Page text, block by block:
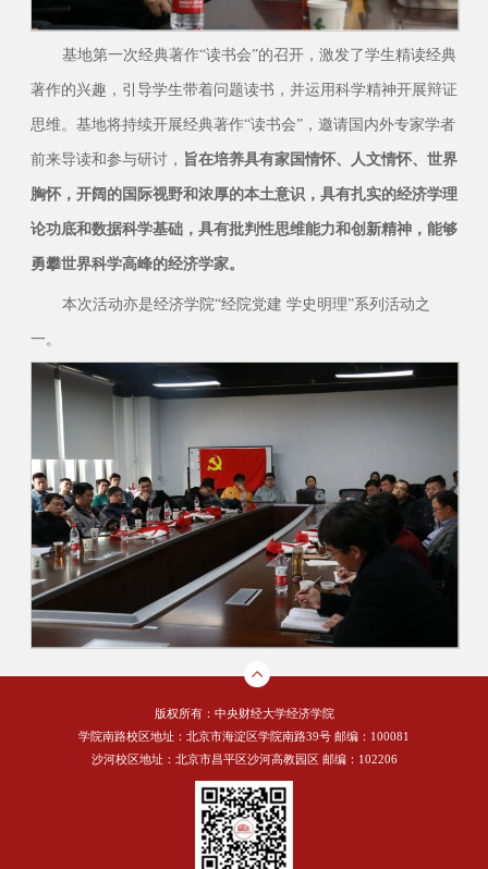
基地第一次经典著作“读书会”的召开，激发了学生精读经典
著作的兴趣，引导学生带着问题读书，并运用科学精神开展辩证
思维。基地将持续开展经典著作“读书会”，邀请国内外专家学者
前来导读和参与研讨， 旨在培养具有家国情怀、人文情怀、世界
胸怀，开阔的国际视野和浓厚的本土意识，具有扎实的经济学理
论功底和数据科学基础，具有批判性思维能力和创新精神，能够
勇攀世界科学高峰的经济学家。
本次活动亦是经济学院“经院党建 学史明理”系列活动之
一。
版权所有：中央财经大学经济学院
学院南路校区地址：北京市海淀区学院南路39号 邮编：100081
沙河校区地址：北京市昌平区沙河高教园区 邮编：102206